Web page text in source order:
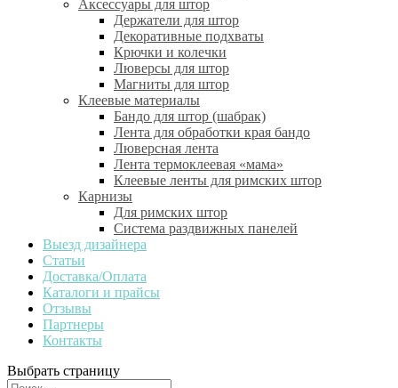
Аксессуары для штор
Держатели для штор
Декоративные подхваты
Крючки и колечки
Люверсы для штор
Магниты для штор
Клеевые материалы
Бандо для штор (шабрак)
Лента для обработки края бандо
Люверсная лента
Лента термоклеевая «мама»
Клеевые ленты для римских штор
Карнизы
Для римских штор
Система раздвижных панелей
Выезд дизайнера
Статьи
Доставка/Оплата
Каталоги и прайсы
Отзывы
Партнеры
Контакты
Выбрать страницу